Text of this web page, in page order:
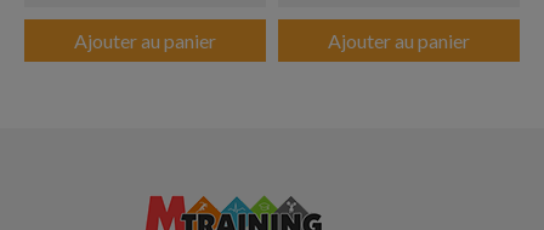
Ajouter au panier Ajouter au panier